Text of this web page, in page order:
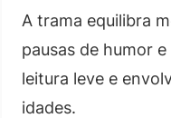
A trama equilibra
pausas de humor
leitura leve e
idades.